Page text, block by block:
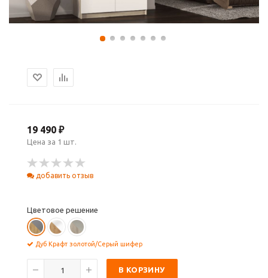
19 490 ₽
Цена за 1 шт.
добавить отзыв
Цветовое решение
Дуб Крафт золотой/Серый шифер
В КОРЗИНУ